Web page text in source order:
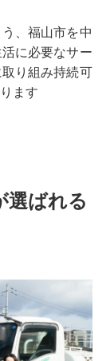
、福山市を中
に必要なサー
り組み持続可
ます
選ばれる